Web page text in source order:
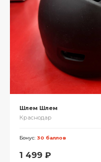
Шлем Шлем
Краснодар
Бонус: 30 баллов
1 499 ₽